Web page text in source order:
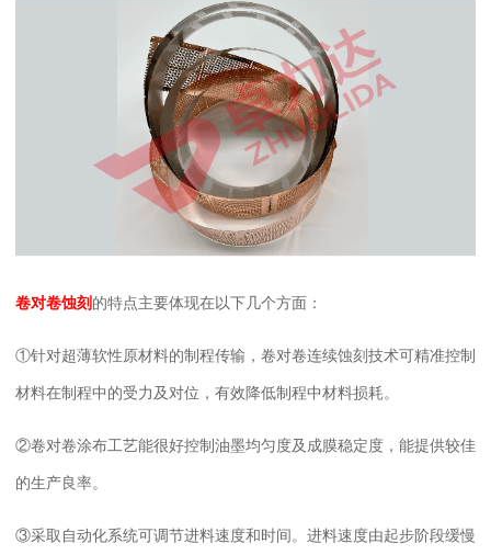
卷对卷蚀刻 的特点主要体现在以下几个方面：
①针对超薄软性原材料的制程传输，卷对卷连续蚀刻技术可精准控制
材料在制程中的受力及对位，有效降低制程中材料损耗。
②卷对卷涂布工艺能很好控制油墨均匀度及成膜稳定度，能提供较佳
的生产良率。
③采取自动化系统可调节进料速度和时间。进料速度由起步阶段缓慢